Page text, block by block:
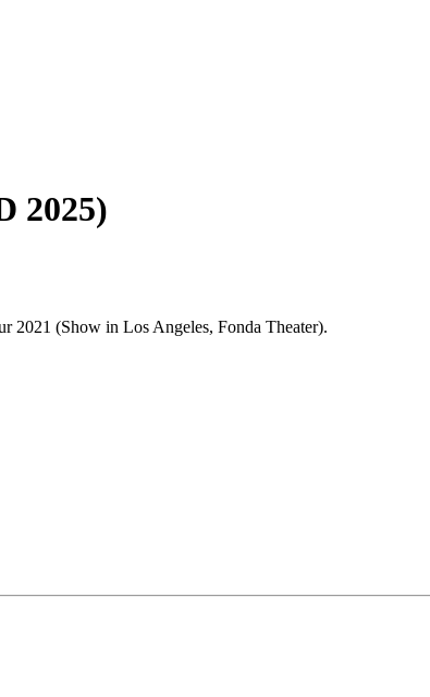
2025)
2021 (Show in Los Angeles, Fonda Theater).